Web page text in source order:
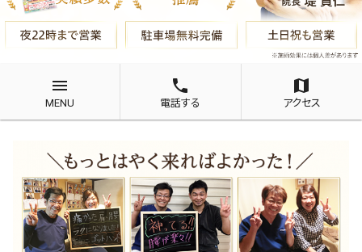
menu
MENU
phone
電話する
map
アクセス